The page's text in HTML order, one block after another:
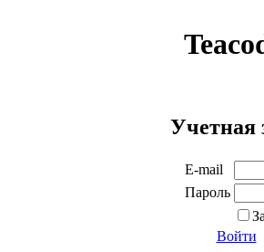
Учетная
E-mail
Пароль
Войти